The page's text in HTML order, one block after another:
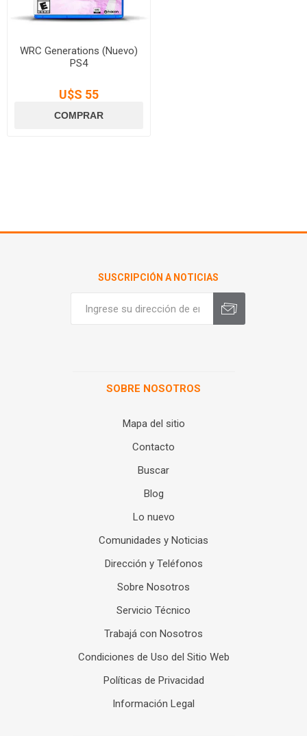
WRC Generations (Nuevo)
PS4
U$S 55
SUSCRIPCIÓN A NOTICIAS
SOBRE NOSOTROS
Mapa del sitio
Contacto
Buscar
Blog
Lo nuevo
Comunidades y Noticias
Dirección y Teléfonos
Sobre Nosotros
Servicio Técnico
Trabajá con Nosotros
Condiciones de Uso del Sitio Web
Políticas de Privacidad
Información Legal